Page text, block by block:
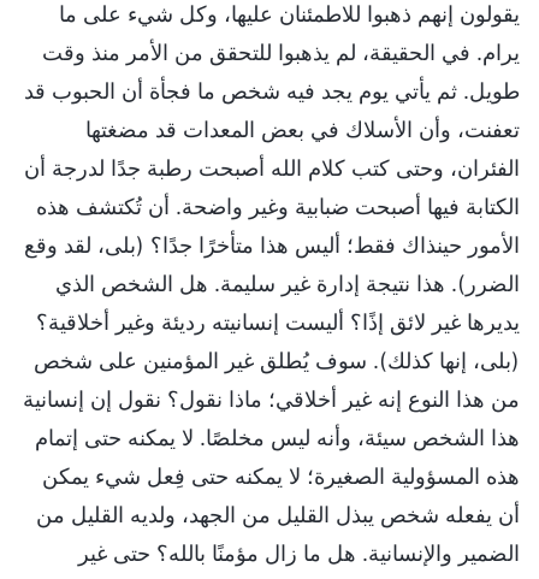
يقولون إنهم ذهبوا للاطمئنان عليها، وكل شيء على ما
يرام. في الحقيقة، لم يذهبوا للتحقق من الأمر منذ وقت
طويل. ثم يأتي يوم يجد فيه شخص ما فجأة أن الحبوب قد
تعفنت، وأن الأسلاك في بعض المعدات قد مضغتها
الفئران، وحتى كتب كلام الله أصبحت رطبة جدًا لدرجة أن
الكتابة فيها أصبحت ضبابية وغير واضحة. أن تُكتشف هذه
الأمور حينذاك فقط؛ أليس هذا متأخرًا جدًا؟ (بلى، لقد وقع
الضرر). هذا نتيجة إدارة غير سليمة. هل الشخص الذي
يديرها غير لائق إذًا؟ أليست إنسانيته رديئة وغير أخلاقية؟
(بلى، إنها كذلك). سوف يُطلق غير المؤمنين على شخص
من هذا النوع إنه غير أخلاقي؛ ماذا نقول؟ نقول إن إنسانية
هذا الشخص سيئة، وأنه ليس مخلصًا. لا يمكنه حتى إتمام
هذه المسؤولية الصغيرة؛ لا يمكنه حتى فِعل شيء يمكن
أن يفعله شخص يبذل القليل من الجهد، ولديه القليل من
الضمير والإنسانية. هل ما زال مؤمنًا بالله؟ حتى غير